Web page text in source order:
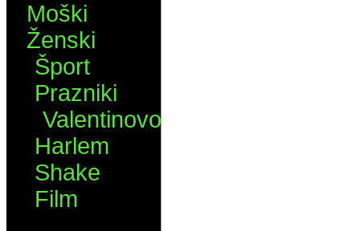
Moški
Ženski
Šport
Prazniki
Valentinovo
Harlem
Shake
Film